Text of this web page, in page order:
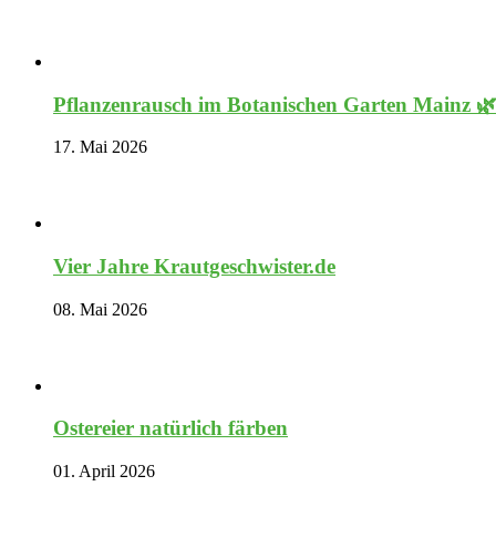
Pflanzenrausch im Botanischen Garten Mainz 🌿
17. Mai 2026
Vier Jahre Krautgeschwister.de
08. Mai 2026
Ostereier natürlich färben
01. April 2026